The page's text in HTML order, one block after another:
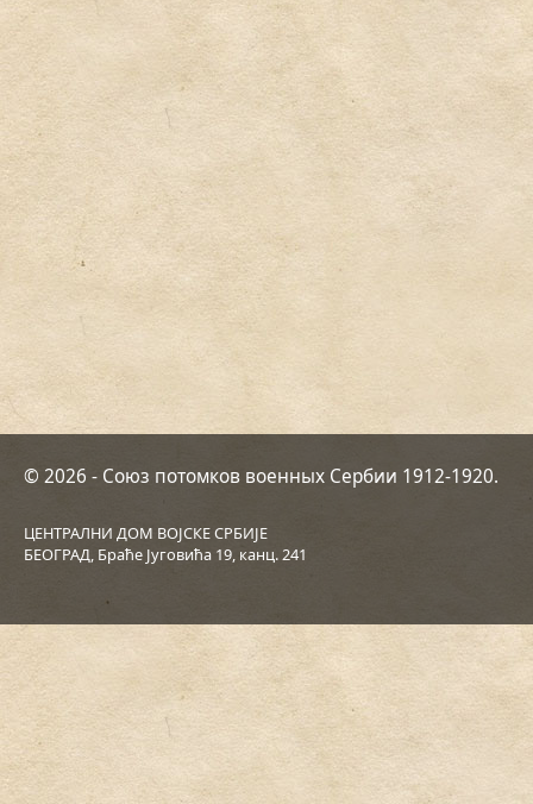
© 2026 - Союз потомков военных Сербии 1912-1920.
ЦЕНТРАЛНИ ДОМ ВОЈСКЕ СРБИЈЕ
БЕОГРАД, Браће Југовића 19, канц. 241